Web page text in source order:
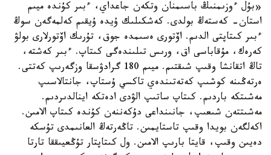
«بۇل ءوزىمنىڭ باسىمنان وتكەن جاعداي، ءبىر كۇندە ميىم
استان- كەستەڭ بولدى. كەشكىلىك ۇيدە ۇيقىم كەلمەگەن سوڭ
ءبىر كىتاپتى الدىم. اۆتورى ەسىمدە جوق، تۇرىك اۆتورلارى بولۋ
كەرەك، مۇقاباسى اق، ورىس تىلىندەگى كىتاپ. ءبىر كەشتە،
تاڭ اتقانشا وقىپ شىقتىم. ميىم 180 گرادۋسقا وزگەرىپ كەتتى.
ەرتەڭىنە كوشىپ كەتەتىندەي تاكسي ۇستاپ، جانتالاسىپ
مەشىتكە باردىم. كىتاپ ساتىپ الۋدى ادەتكە اينالدىردىم.
مەشىتتەن شىعىپ، جانىنداعى دۇكەننەن كۇندە كىتاپ الامىن.
اكەلگەن بويدا وقىپ تاستايمىن. تاڭەرتەڭ العانىمدى تۇسكە
دەيىن وقىپ، قايتا بارىپ الامىن. ول كىتاپتار تۇڭعيىققا تارتا